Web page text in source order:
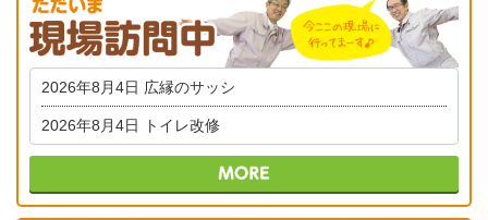
2026年8月4日 広縁のサッシ
2026年8月4日 トイレ改修